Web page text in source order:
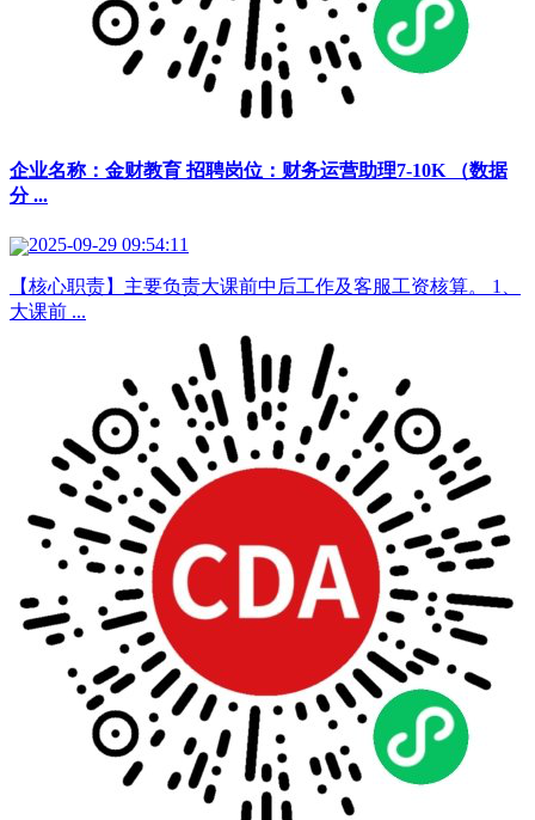
企业名称：金财教育 招聘岗位：财务运营助理7-10K （数据
分 ...
2025-09-29 09:54:11
【核心职责】主要负责大课前中后工作及客服工资核算。 1、
大课前 ...